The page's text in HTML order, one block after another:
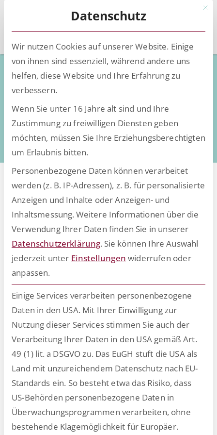
Low-Code - Deep Knowledge
Digitalisierung
daten- und dokumentenintensiver Prozesse
Alle Beiträge von Ticketing
Optimieren Sie Ihr HR-Ticketing-
System mit fortschrittlichen Tools
Ein effizientes HR-Ticketing-System ist ein
wesentlicher Bestandteil einer jeden
Mit
Datenschutz
Wir nutzen Cookies auf unserer Website. Einige
von ihnen sind essenziell, während andere uns
helfen, diese Website und Ihre Erfahrung zu
verbessern.
Wenn Sie unter 16 Jahre alt sind und Ihre
Zustimmung zu freiwilligen Diensten geben
möchten, müssen Sie Ihre Erziehungsberechtigten
um Erlaubnis bitten.
Personenbezogene Daten können verarbeitet
werden (z. B. IP-Adressen), z. B. für personalisierte
Anzeigen und Inhalte oder Anzeigen- und
Inhaltsmessung. Weitere Informationen über die
Verwendung Ihrer Daten finden Sie in unserer
Datenschutzerklärung. Sie können Ihre Auswahl
jederzeit unter Einstellungen widerrufen oder
anpassen.
Einige Services verarbeiten personenbezogene
Daten in den USA. Mit Ihrer Einwilligung zur
Nutzung dieser Services stimmen Sie auch der
Verarbeitung Ihrer Daten in den USA gemäß Art.
49 (1) lit. a DSGVO zu. Das EuGH stuft die USA als
Land mit unzureichendem Datenschutz nach EU-
Standards ein. So besteht etwa das Risiko, dass
US-Behörden personenbezogene Daten in
Überwachungsprogrammen verarbeiten, ohne
bestehende Klagemöglichkeit für Europäer.